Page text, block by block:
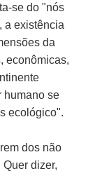
se do "nós
a existência
da
econômicas,
humano se
ecológico".
dos não
dizer,